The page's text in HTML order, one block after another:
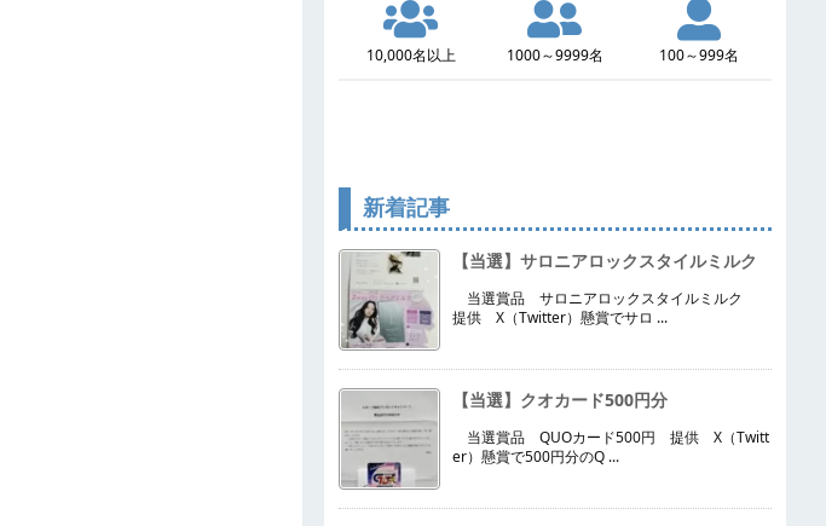
10,000名以上 1000～9999名 100～999名
新着記事
【当選】サロニアロックスタイルミルク
当選賞品 サロニアロックスタイルミルク
提供 X（Twitter）懸賞でサロ ...
【当選】クオカード500円分
当選賞品 QUOカード500円 提供 X（Twitt
er）懸賞で500円分のQ ...